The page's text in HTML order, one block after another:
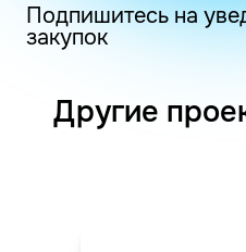
Подпишитесь на
закупок
Другие